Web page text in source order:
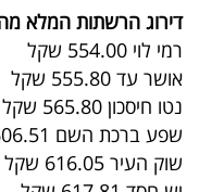
אחרינו:
דירוג הרשתות המלא
רמי לוי 554.00 שקל
אושר עד 555.80 שקל
נטו חיסכון 565.80 שקל
שפע ברכת השם 606.51 שקל
שוק העיר 616.05 שקל